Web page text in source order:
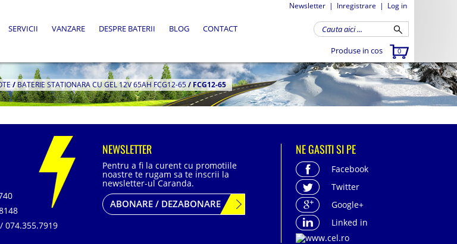
Newsletter | Inregistrare | Log in
Produse in cos 0
SERVICII VANZARE DESPRE BATERII BLOG CONTACT
/BATERIE STATIONARA CU GEL 12V 65AH FCG12-65/FCG12-65
074.355.7919
NEWSLETTER
Pentru a fi la curent cu promotiile
noastre te rugam sa te inscrii la
newsletter-ul Caranda.
ABONARE / DEZABONARE
NE GASITI SI PE
Facebook
Twitter
Google+
Linked in